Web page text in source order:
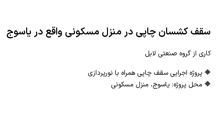
سقف کشسان چاپی در منزل مسکونی واقع در یاسوج
کاری از گروه صنعتی لابل
🔶 پروژه اجرایی سقف چاپی همراه با نورپردازی
🔶 محل پروژه: یاسوج، منزل مسکونی